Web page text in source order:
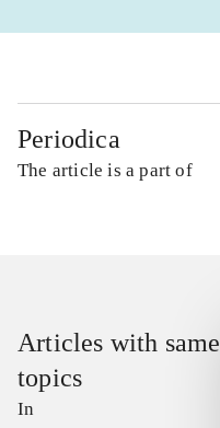
Periodica
The article is a part of
Articles with same
topics
In